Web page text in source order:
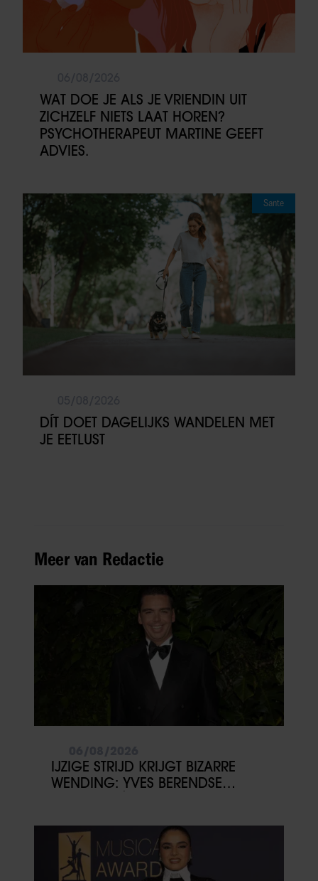
WAT DOE JE ALS JE VRIENDIN UIT
ZICHZELF NIETS LAAT HOREN?
PSYCHOTHERAPEUT MARTINE GEEFT
ADVIES.
Sante
DÍT DOET DAGELIJKS WANDELEN MET
JE EETLUST
Meer van Redactie
IJZIGE STRIJD KRIJGT BIZARRE
WENDING: YVES BERENDSE